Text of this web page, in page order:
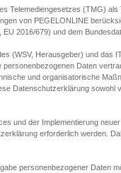
Telemediengesetzes (TMG)
von PEGELONLINE
2016/679) und dem
(WSV, Herausgeber) und das
Daten
und organisatorische
Datenschutzerklärung
und der Implementierung
erforderlich werden.
personenbezogener Daten